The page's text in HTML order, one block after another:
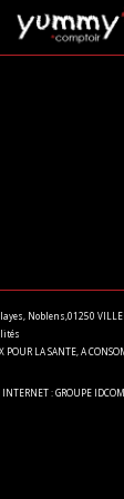
Noblens,01250
POUR LA SANTE, A
INTERNET : GROUPE IDCOM